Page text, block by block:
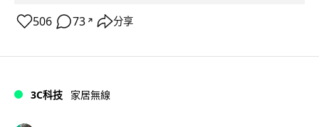
506 73 ↗ 分享
3C科技 家居無線